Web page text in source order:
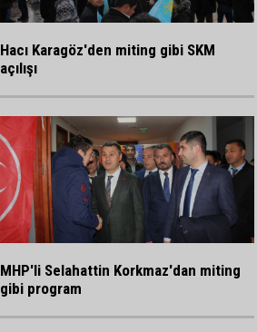
Hacı Karagöz'den miting gibi SKM
açılışı
MHP'li Selahattin Korkmaz'dan miting
gibi program